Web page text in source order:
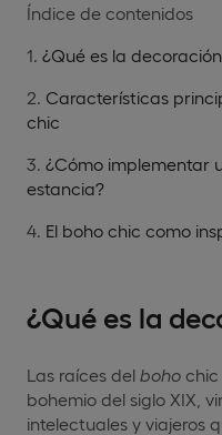
Índice de contenidos
¿Qué es la
Características
chic
¿Cómo implementar
estancia?
El boho chic como
¿Qué es la
Las raíces del boho chic
bohemio del siglo XIX,
intelectuales y viajeros